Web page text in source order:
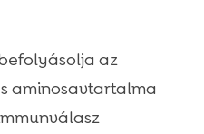
az
aminosavtartalma